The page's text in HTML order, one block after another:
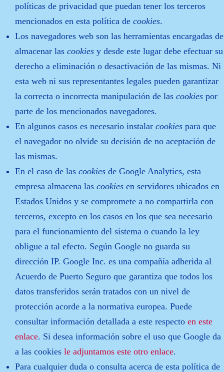
políticas de privacidad que puedan tener los terceros
mencionados en esta política de cookies.
Los navegadores web son las herramientas encargadas de
almacenar las cookiesy desde este lugar debe efectuar su
derecho a eliminación o desactivación de las mismas. Ni
esta web ni sus representantes legales pueden garantizar
la correcta o incorrecta manipulación de las cookiespor
parte de los mencionados navegadores.
En algunos casos es necesario instalar cookiespara que
el navegador no olvide su decisión de no aceptación de
las mismas.
En el caso de las cookiesde Google Analytics, esta
empresa almacena las cookiesen servidores ubicados en
Estados Unidos y se compromete a no compartirla con
terceros, excepto en los casos en los que sea necesario
para el funcionamiento del sistema o cuando la ley
obligue a tal efecto. Según Google no guarda su
dirección IP. Google Inc. es una compañía adherida al
Acuerdo de Puerto Seguro que garantiza que todos los
datos transferidos serán tratados con un nivel de
protección acorde a la normativa europea. Puede
consultar información detallada a este respecto en este
enlace. Si desea información sobre el uso que Google da
a las cookies le adjuntamos este otro enlace.
Para cualquier duda o consulta acerca de esta política de